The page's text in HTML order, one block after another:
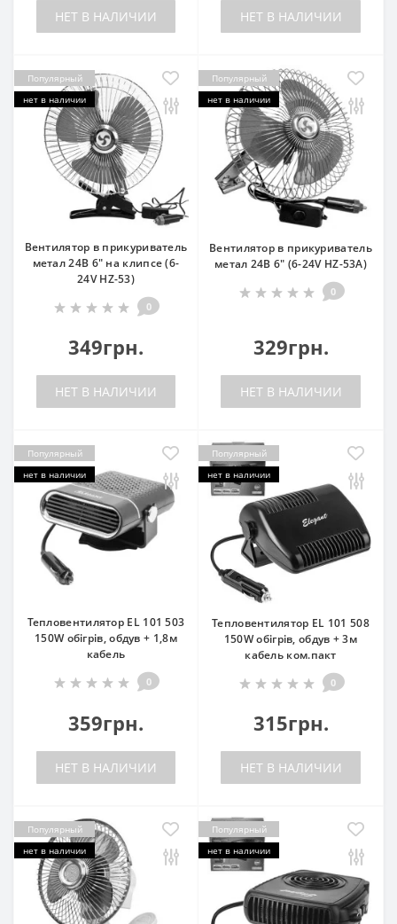
НЕТ В НАЛИЧИИ НЕТ В НАЛИЧИИ
Популярный
нет в наличии
Вентилятор в прикуриватель
метал 24В 6" на клипсе (6-
24V HZ-53)
0
349грн.
НЕТ В НАЛИЧИИ
Популярный
нет в наличии
Вентилятор в прикуриватель
метал 24В 6" (6-24V HZ-53A)
0
329грн.
НЕТ В НАЛИЧИИ
Популярный
нет в наличии
Тепловентилятор EL 101 503
150W обігрів, обдув + 1,8м
кабель
0
359грн.
НЕТ В НАЛИЧИИ
Популярный
нет в наличии
Тепловентилятор EL 101 508
150W обігрів, обдув + 3м
кабель ком.пакт
0
315грн.
НЕТ В НАЛИЧИИ
Популярный
нет в наличии
Популярный
нет в наличии